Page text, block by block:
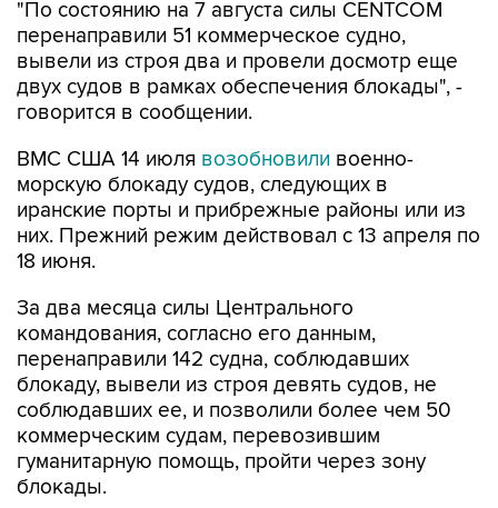
"По состоянию на 7 августа силы CENTCOM
перенаправили 51 коммерческое судно,
вывели из строя два и провели досмотр еще
двух судов в рамках обеспечения блокады", -
говорится в сообщении.
ВМС США 14 июля возобновили военно-
морскую блокаду судов, следующих в
иранские порты и прибрежные районы или из
них. Прежний режим действовал с 13 апреля по
18 июня.
За два месяца силы Центрального
командования, согласно его данным,
перенаправили 142 судна, соблюдавших
блокаду, вывели из строя девять судов, не
соблюдавших ее, и позволили более чем 50
коммерческим судам, перевозившим
гуманитарную помощь, пройти через зону
блокады.